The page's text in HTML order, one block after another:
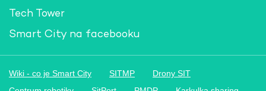
Tech Tower
Smart City na facebooku
Wiki - co je Smart City SITMP
Drony SIT